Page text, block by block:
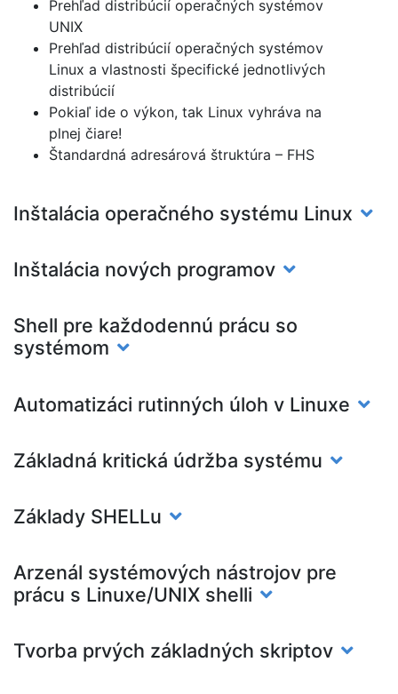
Prehľad distribúcií operačných systémov
UNIX
Prehľad distribúcií operačných systémov
Linux a vlastnosti špecifické jednotlivých
distribúcií
Pokiaľ ide o výkon, tak Linux vyhráva na
plnej čiare!
Štandardná adresárová štruktúra – FHS
Inštalácia operačného systému Linux
Inštalácia nových programov
Shell pre každodennú prácu so
systémom
Automatizáci rutinných úloh v Linuxe
Základná kritická údržba systému
Základy SHELLu
Arzenál systémových nástrojov pre
prácu s Linuxe/UNIX shelli
Tvorba prvých základných skriptov